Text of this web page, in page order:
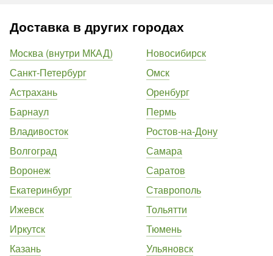
Доставка в других городах
Москва (внутри МКАД)
Санкт-Петербург
Астрахань
Барнаул
Владивосток
Волгоград
Воронеж
Екатеринбург
Ижевск
Иркутск
Казань
Новосибирск
Омск
Оренбург
Пермь
Ростов-на-Дону
Самара
Саратов
Ставрополь
Тольятти
Тюмень
Ульяновск